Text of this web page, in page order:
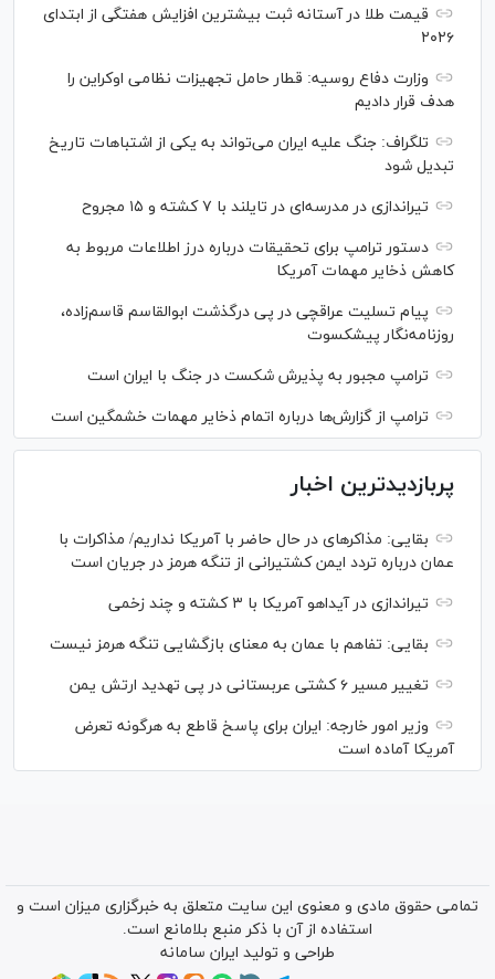
قیمت طلا در آستانه ثبت بیشترین افزایش هفتگی از ابتدای
۲۰۲۶
وزارت دفاع روسیه: قطار حامل تجهیزات نظامی اوکراین را
هدف قرار دادیم
تلگراف: جنگ علیه ایران می‌تواند به یکی از اشتباهات تاریخ
تبدیل شود
تیراندازی در مدرسه‌ای در تایلند با ۷ کشته و ۱۵ مجروح
دستور ترامپ برای تحقیقات درباره درز اطلاعات مربوط به
کاهش ذخایر مهمات آمریکا
پیام تسلیت عراقچی در پی درگذشت ابوالقاسم قاسم‌زاده،
روزنامه‌نگار پیشکسوت
ترامپ مجبور به پذیرش شکست در جنگ با ایران است
ترامپ از گزارش‌ها درباره اتمام ذخایر مهمات خشمگین است
پربازدیدترین اخبار
بقایی: مذاکره‎ای در حال حاضر با آمریکا نداریم/ مذاکرات با
عمان درباره تردد ایمن کشتیرانی از تنگه هرمز در جریان است
تیراندازی در آیداهو آمریکا با ۳ کشته و چند زخمی
بقایی: تفاهم با عمان به معنای بازگشایی تنگه هرمز نیست
تغییر مسیر ۶ کشتی عربستانی در پی تهدید ارتش یمن
وزیر امور خارجه: ایران برای پاسخ قاطع به هرگونه تعرض
آمریکا آماده است
تمامی حقوق مادی و معنوی این سایت متعلق به خبرگزاری میزان است و
استفاده از آن با ذکر منبع بلامانع است.
طراحی و تولید ایران سامانه